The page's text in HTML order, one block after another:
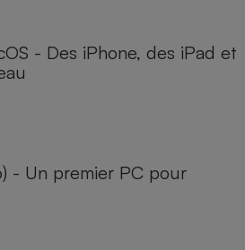
- Des iPhone, des iPad et
- Un premier PC pour